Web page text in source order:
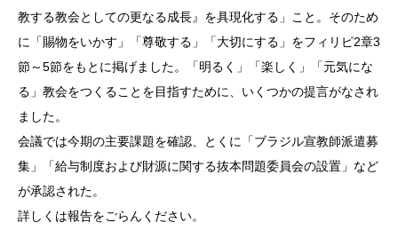
教する教会としての更なる成長』を具現化する」こと。そのため
に「賜物をいかす」「尊敬する」「大切にする」をフィリピ2章3
節～5節をもとに掲げました。「明るく」「楽しく」「元気にな
る」教会をつくることを目指すために、いくつかの提言がなされ
ました。
会議では今期の主要課題を確認、とくに「ブラジル宣教師派遣募
集」「給与制度および財源に関する抜本問題委員会の設置」など
が承認された。
詳しくは報告をごらんください。